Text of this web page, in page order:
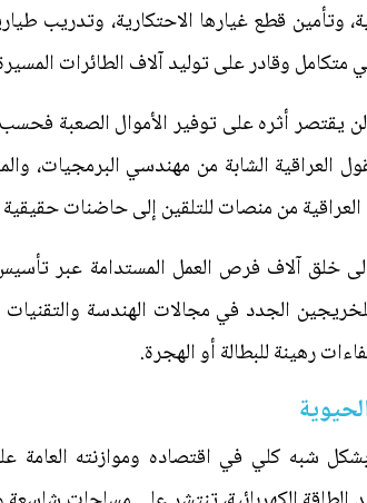
وتأمين قطع غيارها الاحتكارية، وتدريب
متكامل وقادر على توليد آلاف الطائرات
يقتصر أثره على توفير الأموال الصعبة
العراقية الشابة من مهندسي البرمجيات،
العراقية من منصات للتلقين إلى حاضنات حقيقية
خلق آلاف فرص العمل المستدامة عبر
الجدد في مجالات الهندسة
رهينة للبطالة أو الهجرة.
شبه كلي في اقتصاده وموازنته العامة